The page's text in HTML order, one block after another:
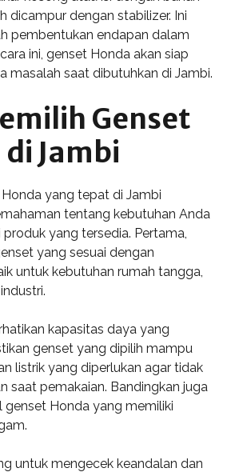
dicampur dengan stabilizer. Ini
pembentukan endapan dalam
ini, genset Honda akan siap
masalah saat dibutuhkan di Jambi.
Genset
Jambi
yang tepat di Jambi
tentang kebutuhan Anda
produk yang tersedia. Pertama,
yang sesuai dengan
untuk kebutuhan rumah tangga,
kapasitas daya yang
genset yang dipilih mampu
listrik yang diperlukan agar tidak
saat pemakaian. Bandingkan juga
genset Honda yang memiliki
untuk mengecek keandalan dan